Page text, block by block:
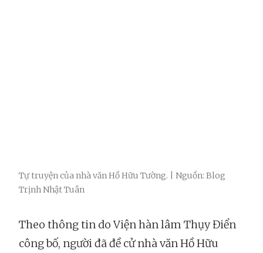
Tự truyện của nhà văn Hồ Hữu Tường. | Nguồn: Blog
Trịnh Nhật Tuân
Theo thông tin do Viện hàn lâm Thụy Điển
công bố, người đã đề cử nhà văn Hồ Hữu